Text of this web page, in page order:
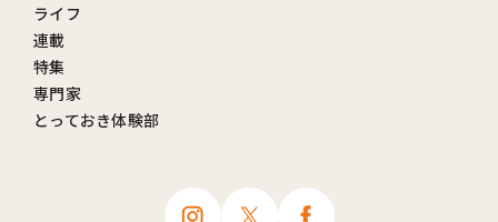
ライフ
連載
特集
専門家
とっておき体験部